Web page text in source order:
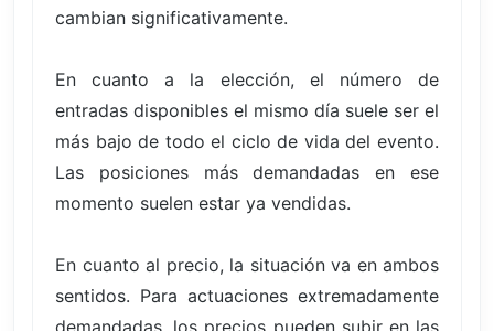
cambian significativamente.
En cuanto a la elección, el número de
entradas disponibles el mismo día suele ser el
más bajo de todo el ciclo de vida del evento.
Las posiciones más demandadas en ese
momento suelen estar ya vendidas.
En cuanto al precio, la situación va en ambos
sentidos. Para actuaciones extremadamente
demandadas, los precios pueden subir en las